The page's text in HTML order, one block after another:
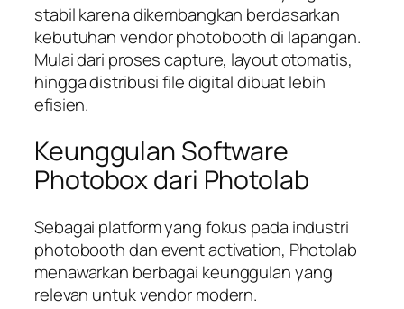
stabil karena dikembangkan berdasarkan
kebutuhan vendor photobooth di lapangan.
Mulai dari proses capture, layout otomatis,
hingga distribusi file digital dibuat lebih
efisien.
Keunggulan Software
Photobox dari Photolab
Sebagai platform yang fokus pada industri
photobooth dan event activation, Photolab
menawarkan berbagai keunggulan yang
relevan untuk vendor modern.